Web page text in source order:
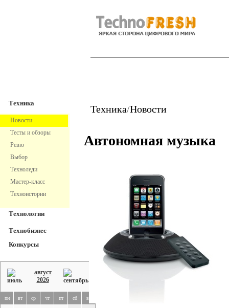
Техника
Новости
Тесты и обзоры
Ревю
Выбор
Техноледи
Мастер-класс
Техноистории
Технологии
Технобизнес
Конкурсы
август
2026
пн вт ср чт пт сб вс
Техника/Новости
Автономная музыка